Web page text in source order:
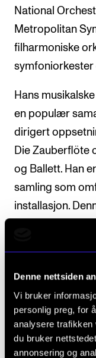
Denne nettsiden
Vi bruker
personlig preg, for
analysere trafikken
du bruker
annonsering og
National
Metropolitan
filharmoniske
symfoniorkester
Hans
en populær
dirigert
Die Zauberflöte
og Ballett. Han
samling som
installasjon.
sansen tar han
også
spilt av både
Symphony
Aadland er en
og hans